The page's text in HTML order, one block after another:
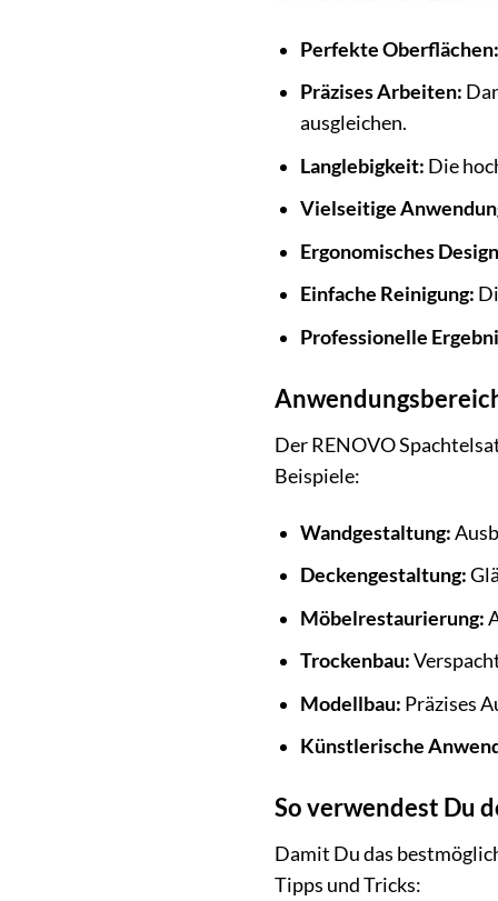
Perfekte Oberflächen:
Präzises Arbeiten:
ausgleichen.
Langlebigkeit: Die
Vielseitige
Ergonomisches
Einfache Reinigung:
Professionelle
Der RENOVO
Beispiele:
Wandgestaltung:
Deckengestaltung:
Möbelrestaurierung:
Trockenbau:
Modellbau: Präzises
Künstlerische
So verwendest Du
Damit Du das
Tipps und Tricks: